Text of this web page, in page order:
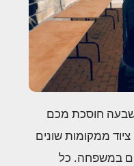
חוסכת מכם
ממקומות שונים
במשפחה. כל